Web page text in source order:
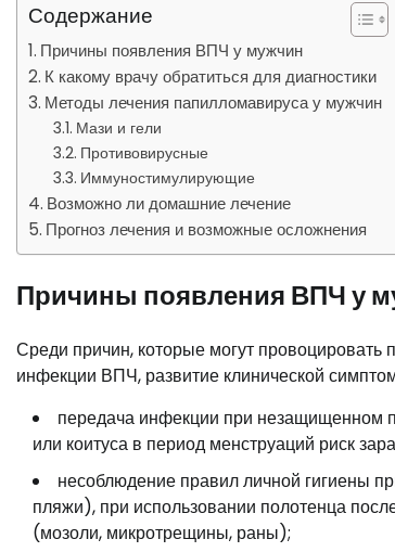
Содержание
Причины появления ВПЧ у мужчин
К какому врачу обратиться для диагностики
Методы лечения папилломавируса у мужчин
Мази и гели
Противовирусные
Иммуностимулирующие
Возможно ли домашние лечение
Прогноз лечения и возможные осложнения
Причины появления ВПЧ у
Среди причин, которые могут
инфекции ВПЧ, развитие клинической
передача инфекции при незащищенном
или коитуса в период менструаций риск
несоблюдение правил личной гигиены
пляжи), при использовании полотенца
(мозоли, микротрещины, раны);